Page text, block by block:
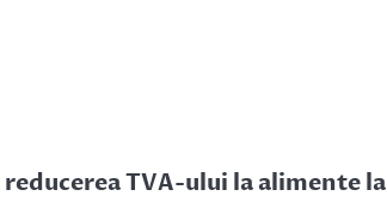
reducerea TVA-ului la alimente la